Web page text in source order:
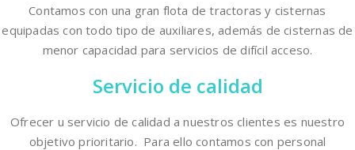
Contamos con una gran flota de tractoras y cisternas
equipadas con todo tipo de auxiliares, además de cisternas de
menor capacidad para servicios de difícil acceso.
Servicio de calidad
Ofrecer u servicio de calidad a nuestros clientes es nuestro
objetivo prioritario. Para ello contamos con personal